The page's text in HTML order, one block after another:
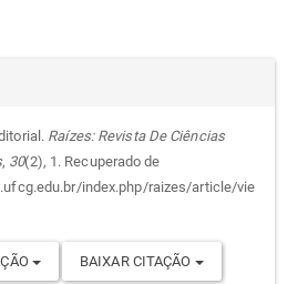
Raízes: Revista De Ciências
, 30(2), 1. Recuperado de
index.php/raizes/article/vie
BAIXAR CITAÇÃO